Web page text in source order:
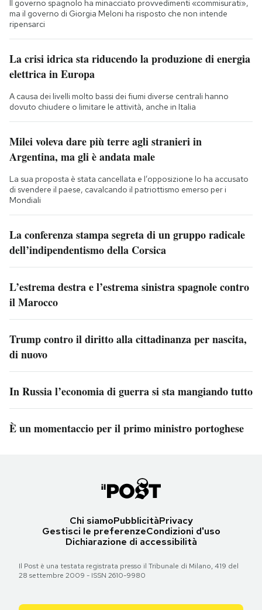
Il governo spagnolo ha minacciato provvedimenti «commisurati»,
ma il governo di Giorgia Meloni ha risposto che non intende
ripensarci
La crisi idrica sta riducendo la produzione di energia
elettrica in Europa
A causa dei livelli molto bassi dei fiumi diverse centrali hanno
dovuto chiudere o limitare le attività, anche in Italia
Milei voleva dare più terre agli stranieri in
Argentina, ma gli è andata male
La sua proposta è stata cancellata e l’opposizione lo ha accusato
di svendere il paese, cavalcando il patriottismo emerso per i
Mondiali
La conferenza stampa segreta di un gruppo radicale
dell’indipendentismo della Corsica
L’estrema destra e l’estrema sinistra spagnole contro
il Marocco
Trump contro il diritto alla cittadinanza per nascita,
di nuovo
In Russia l’economia di guerra si sta mangiando tutto
È un momentaccio per il primo ministro portoghese
Chi siamoPubblicitàPrivacy
Gestisci le preferenzeCondizioni d'uso
Dichiarazione di accessibilità
Il Post è una testata registrata presso il Tribunale di Milano, 419 del
28 settembre 2009 - ISSN 2610-9980